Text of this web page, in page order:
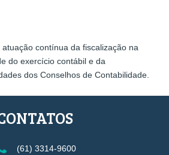
contínua da fiscalização na
do exercício contábil e da
dos Conselhos de Contabilidade.
(61) 3314-9600